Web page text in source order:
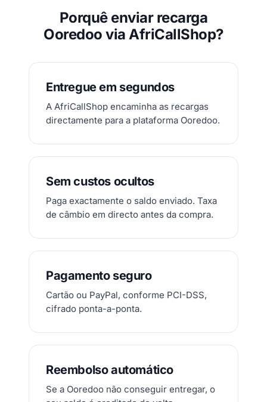
Porquê enviar recarga
Ooredoo via AfriCallShop?
Entregue em segundos
A AfriCallShop encaminha as recargas
directamente para a plataforma Ooredoo.
Sem custos ocultos
Paga exactamente o saldo enviado. Taxa
de câmbio em directo antes da compra.
Pagamento seguro
Cartão ou PayPal, conforme PCI-DSS,
cifrado ponta-a-ponta.
Reembolso automático
Se a Ooredoo não conseguir entregar, o